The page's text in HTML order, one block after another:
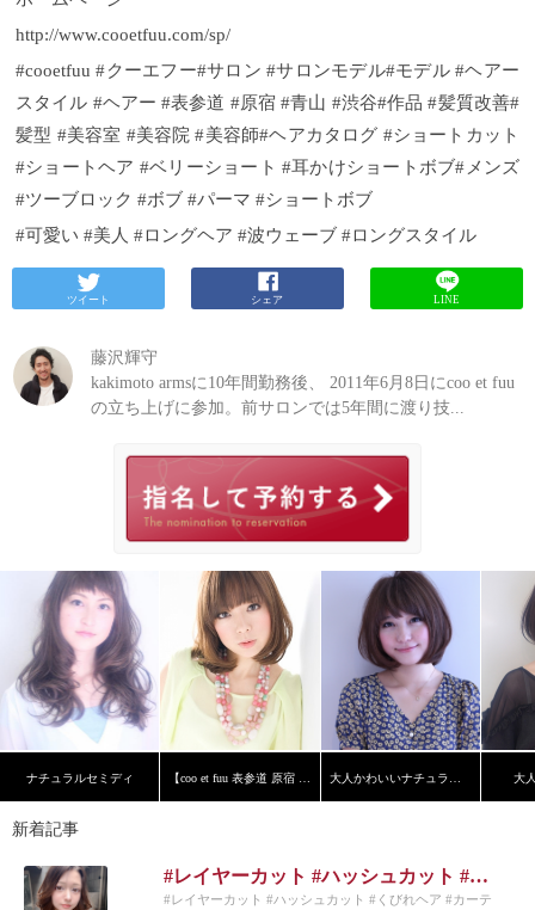
http://www.cooetfuu.com/sp/
#cooetfuu #クーエフー#サロン #サロンモデル#モデル #ヘアー
スタイル #ヘアー #表参道 #原宿 #青山 #渋谷#作品 #髪質改善#
髪型 #美容室 #美容院 #美容師#ヘアカタログ #ショートカット
#ショートヘア #ベリーショート #耳かけショートボブ#メンズ
#ツーブロック #ボブ #パーマ #ショートボブ
#可愛い #美人 #ロングヘア #波ウェーブ #ロングスタイル
ツイート シェア LINE
藤沢輝守
kakimoto armsに10年間勤務後、 2011年6月8日にcoo et fuu
の立ち上げに参加。前サロンでは5年間に渡り技...
ナチュラルセミディ 【coo et fuu 表参道 原宿 青山】フレンチボブ 藤 大人かわいいナチュラルボブ 大
新着記事
#レイヤーカット #ハッシュカット #くびれヘア #カーテンバング #インナーカラー
#レイヤーカット #ハッシュカット #くびれヘア #カーテ